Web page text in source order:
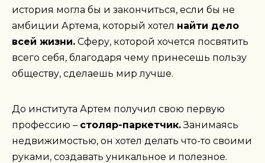
история могла бы и закончиться, если бы не
амбиции Артема, который хотел найти дело
всей жизни. Сферу, которой хочется посвятить
всего себя, благодаря чему принесешь пользу
обществу, сделаешь мир лучше.
До института Артем получил свою первую
профессию – столяр-паркетчик.Занимаясь
недвижимостью, он хотел делать что-то своими
руками, создавать уникальное и полезное.